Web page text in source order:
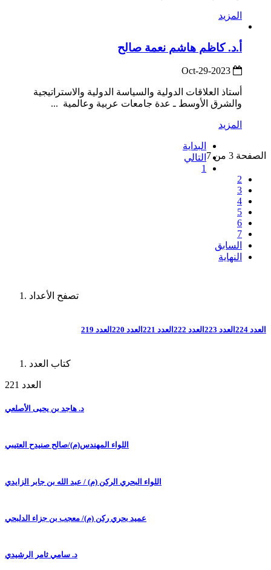
المزيد
أ.د. كاظم هاشم نعمة صالح
أستاذ العلاقات الدولية والسياسة الدولية والاستراتيجية
والشرق الأوسط ـ عدة جامعات عربية وعالمية ...
المزيد
الصفحة 3 من 7
البداية
التالي
1
2
3
4
5
6
7
السابق
النهاية
تصفح الأعداد
العدد 224 العدد 223 العدد 222 العدد 221 العدد 220 العدد 219
كتاب العدد
العدد 221
د. هاجد بن يحيى الأصلعي
اللواء المهندس(م)/صالح صنيدح العتيبي
اللواء البحري الركن (م) / عبد الله بن جابر الزايدي
عميد بحري ركن (م)/ معجب بن جزاء الدلبحي
د. سامي ثامر الرشيدي